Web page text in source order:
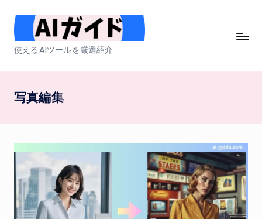
Skip
content
A
イ
ド
使えるAIツールを厳選紹介
写真編集